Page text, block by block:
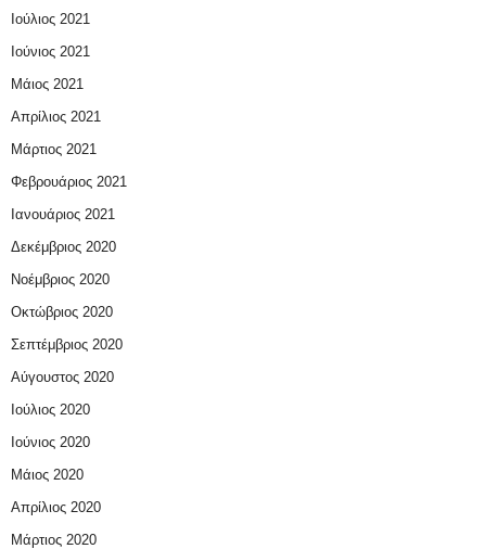
Ιούλιος 2021
Ιούνιος 2021
Μάιος 2021
Απρίλιος 2021
Μάρτιος 2021
Φεβρουάριος 2021
Ιανουάριος 2021
Δεκέμβριος 2020
Νοέμβριος 2020
Οκτώβριος 2020
Σεπτέμβριος 2020
Αύγουστος 2020
Ιούλιος 2020
Ιούνιος 2020
Μάιος 2020
Απρίλιος 2020
Μάρτιος 2020